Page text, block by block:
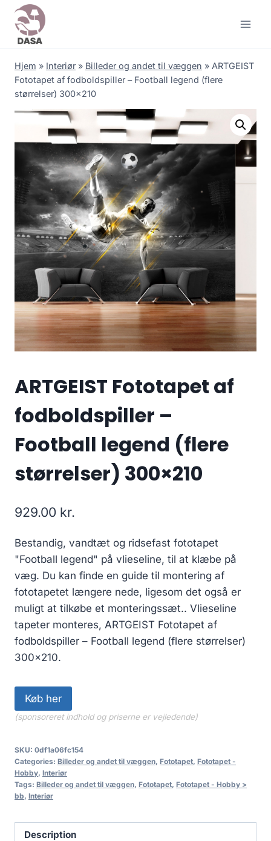
Skip
content
Hjem » Interiør » Billeder og andet til væggen » ARTGEIST
Fototapet af fodboldspiller – Football legend (flere
størrelser) 300×210
ARTGEIST Fototapet af
fodboldspiller –
Football legend (flere
størrelser) 300×210
929.00 kr.
Bestandig, vandtæt og ridsefast fototapet
"Football legend" på vlieseline, til at klæbe på
væg. Du kan finde en guide til montering af
fototapetet længere nede, ligesom det også er
muligt at tilkøbe et monteringssæt.. Vlieseline
tapeter monteres, ARTGEIST Fototapet af
fodboldspiller – Football legend (flere størrelser)
300×210.
Køb her
(sponsoreret indhold og priserne er vejledende)
SKU: 0df1a06fc154
Categories: Billeder og andet til væggen, Fototapet, Fototapet -
Hobby, Interiør
Tags: Billeder og andet til væggen, Fototapet, Fototapet - Hobby >
bb, Interiør
Description